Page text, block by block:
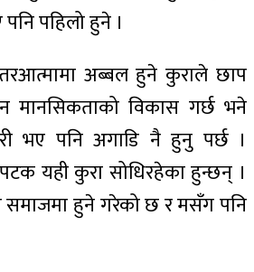
पहिलो हुने ।
अब्बल हुने कुराले छाप
विकास गर्छ भने
भए पनि अगाडि नै हुनु पर्छ ।
यही कुरा सोधिरहेका हुन्छन् ।
समाजमा हुने गरेको छ र मसँग पनि